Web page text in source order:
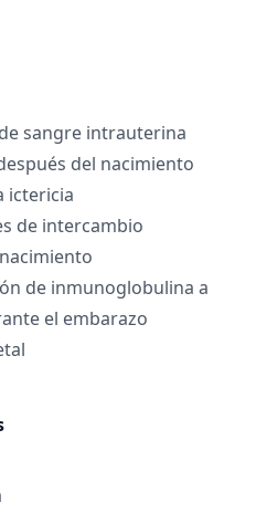
sangre intrauterina
del nacimiento
ictericia
de intercambio
de inmunoglobulina a
el embarazo